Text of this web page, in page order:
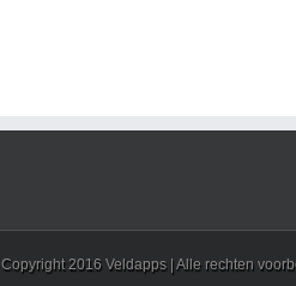
Copyright 2016 Veldapps | Alle rechten